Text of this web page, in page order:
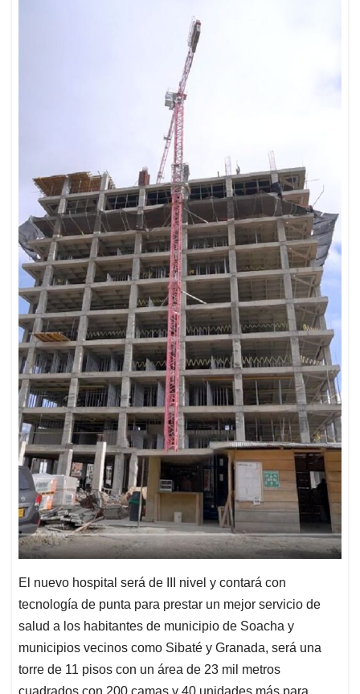
El nuevo hospital será de III nivel y contará con
tecnología de punta para prestar un mejor servicio de
salud a los habitantes de municipio de Soacha y
municipios vecinos como Sibaté y Granada, será una
torre de 11 pisos con un área de 23 mil metros